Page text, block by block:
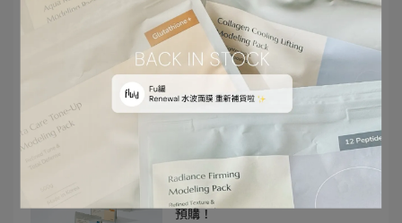
保養指南
《FLUID DAILY》618 BREAKING
2026-06-10
活動資訊
水波面膜 全新升級登場 早鳥搶先
預購！